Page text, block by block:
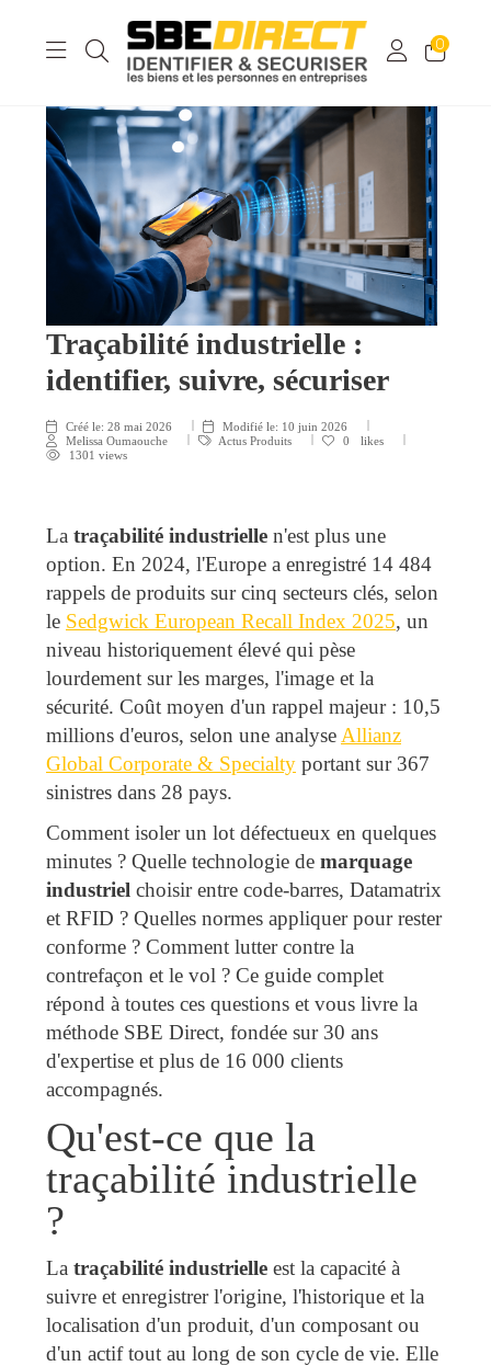
0
Traçabilité industrielle :
identifier, suivre, sécuriser
Créé le: 28 mai 2026 Modifié le: 10 juin 2026
Melissa Oumaouche
Actus Produits 0
likes
1301 views
La traçabilité industrielle n'est plus une
option. En 2024, l'Europe a enregistré 14 484
rappels de produits sur cinq secteurs clés, selon
le Sedgwick European Recall Index 2025, un
niveau historiquement élevé qui pèse
lourdement sur les marges, l'image et la
sécurité. Coût moyen d'un rappel majeur : 10,5
millions d'euros, selon une analyse Allianz
Global Corporate & Specialty portant sur 367
sinistres dans 28 pays.
Comment isoler un lot défectueux en quelques
minutes ? Quelle technologie de marquage
industriel choisir entre code-barres, Datamatrix
et RFID ? Quelles normes appliquer pour rester
conforme ? Comment lutter contre la
contrefaçon et le vol ? Ce guide complet
répond à toutes ces questions et vous livre la
méthode SBE Direct, fondée sur 30 ans
d'expertise et plus de 16 000 clients
accompagnés.
Qu'est-ce que la
traçabilité industrielle
?
La traçabilité industrielle est la capacité à
suivre et enregistrer l'origine, l'historique et la
localisation d'un produit, d'un composant ou
d'un actif tout au long de son cycle de vie. Elle